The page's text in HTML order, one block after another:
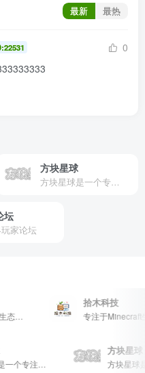
最新 最热
0
方块星球
方块星球是一个专注于我的世界的中文论坛，提供丰富的资源分享、玩家交流和创意展示，包括地图、皮肤、数据包等内容，打造Minecraft玩家的专属社区乐园！
坛
家论坛
专注于Minecraft生态建设
拾木科技
方块星